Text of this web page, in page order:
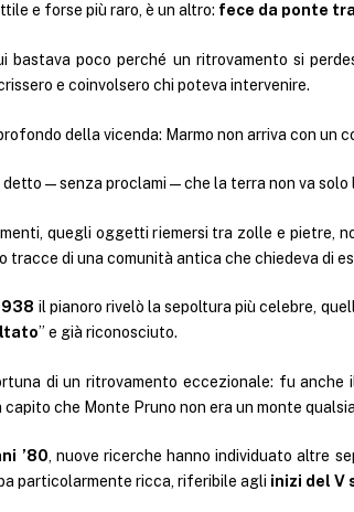
e forse più raro, è un altro: fece da ponte
bastava poco perché un ritrovamento si
e coinvolsero chi poteva intervenire.
della vicenda: Marmo non arriva con un
detto — senza proclami — che la terra non va
quegli oggetti riemersi tra zolle e pietre,
tracce di una comunità antica che chiedeva di
il pianoro rivelò la sepoltura più celebre,
” e già riconosciuto.
di un ritrovamento eccezionale: fu anche
capito che Monte Pruno non era un monte
’80, nuove ricerche hanno individuato altre
particolarmente ricca, riferibile agli inizi del V